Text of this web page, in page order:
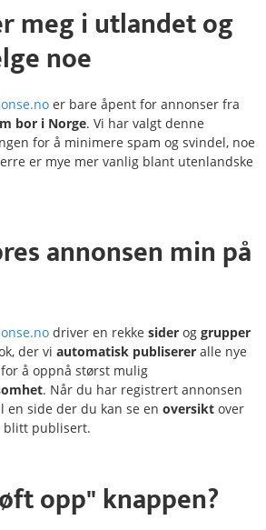
meg iutlandetog
noe
er bare åpent for annonser fra
bor i Norge. Vi har valgt denne
for å minimere spam og svindel, noe
er mye mer vanlig blant utenlandske
annonsen min på
driver en rekke sider og grupper
der vi automatisk publiserer alle nye
å oppnå størst mulig
. Når du har registrert annonsen
side der du kan se en oversikt over
blitt publisert.
opp"knappen?